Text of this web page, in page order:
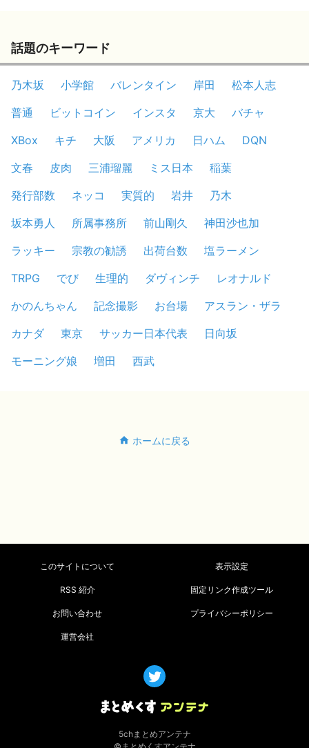
話題のキーワード
乃木坂 小学館 バレンタイン 岸田
松本人志
普通
ビットコイン インスタ 京大
バチャ
XBox
キチ 大阪 アメリカ 日ハム
DQN
文春
皮肉 三浦瑠麗 ミス日本
稲葉
発行部数
ネッコ 実質的 岩井
乃木
坂本勇人
所属事務所 前山剛久
神田沙也加
ラッキー
宗教の勧誘 出荷台数
塩ラーメン
TRPG
でび 生理的 ダヴィンチ
レオナルド
かのんちゃん
記念撮影 お台場
アスラン・ザラ
カナダ
東京 サッカー日本代表
日向坂
モーニング娘
増田 西武
ホームに戻る
このサイトについて 表示設定
RSS 紹介 固定リンク作成ツール
お問い合わせ プライバシーポリシー
運営会社
5chまとめアンテナ